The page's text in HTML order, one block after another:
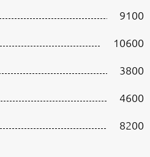
9100
10600
3800
4600
8200